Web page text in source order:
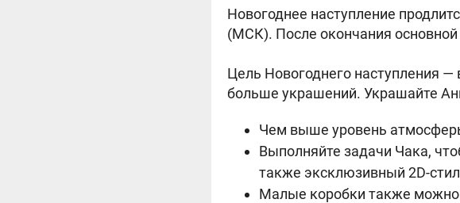
Новогоднее наступление
(МСК). После окончания основной
Цель Новогоднего наступления
больше украшений. Украшайте
Чем выше уровень
Выполняйте задачи Чака,
также эксклюзивный 2D-
Малые коробки также можно